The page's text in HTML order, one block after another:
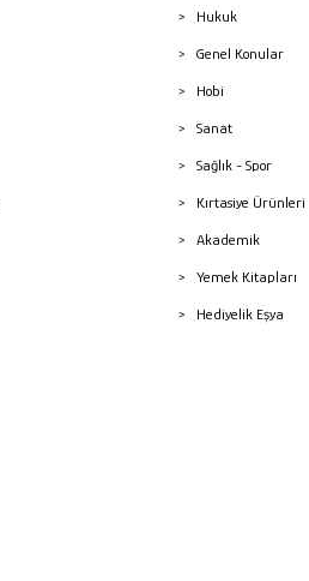
Hukuk
Genel Konular
Hobi
Sanat
Sağlık - Spor
Kırtasiye Ürünleri
Akademik
Yemek Kitapları
Hediyelik Eşya